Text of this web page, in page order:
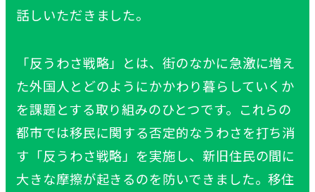
話しいただきました。
「反うわさ戦略」とは、街のなかに急激に増え
た外国人とどのようにかかわり暮らしていくか
を課題とする取り組みのひとつです。これらの
都市では移民に関する否定的なうわさを打ち消
す「反うわさ戦略」を実施し、新旧住民の間に
大きな摩擦が起きるのを防いできました。移住